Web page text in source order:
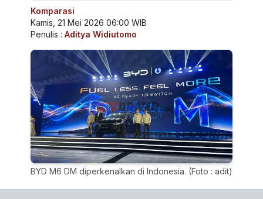
Komparasi
Kamis, 21 Mei 2026 06:00 WIB
Penulis : Aditya Widiutomo
BYD M6 DM diperkenalkan di Indonesia. (Foto : adit)